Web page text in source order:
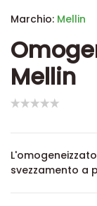
Marchio: Mellin
Mellin
svezzamento a